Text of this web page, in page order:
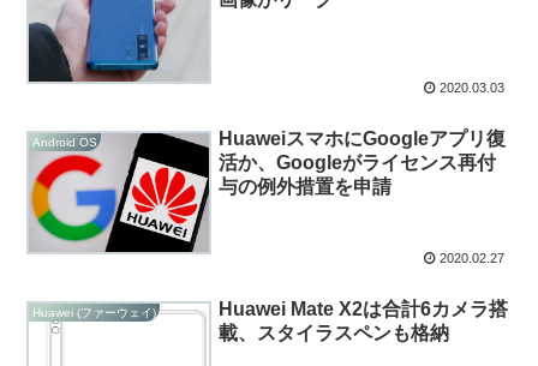
2020.03.03
Android OS
HuaweiスマホにGoogleアプリ復
活か、Googleがライセンス再付
与の例外措置を申請
2020.02.27
Huawei (ファーウェイ)
Huawei Mate X2は合計6カメラ搭
載、スタイラスペンも格納